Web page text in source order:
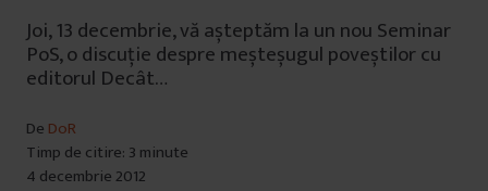
Joi, 13 decembrie, vă așteptăm la un nou Seminar
PoS, o discuție despre meșteșugul poveștilor cu
editorul Decât…
De DoR
Timp de citire: 3 minute
4 decembrie 2012